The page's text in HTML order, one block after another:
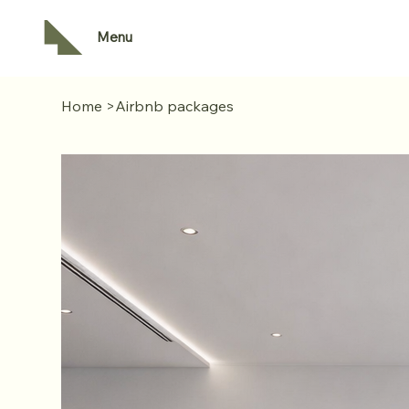
Menu
Home >Airbnb packages